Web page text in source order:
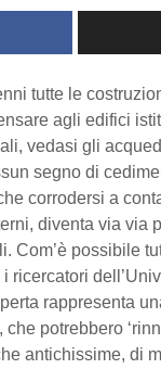
tutte le
agli edifici
vedasi gli
segno di
corrodersi a
diventa via via
Com’è possibile
ricercatori
rappresenta
potrebbero
antichissime, di